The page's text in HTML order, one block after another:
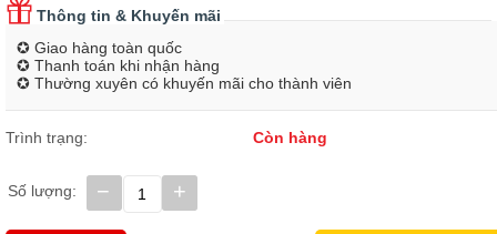
Thông tin & Khuyến mãi
✪ Giao hàng toàn quốc
✪ Thanh toán khi nhận hàng
✪ Thường xuyên có khuyến mãi cho thành viên
Trình trạng: Còn hàng
Số lượng: +
−